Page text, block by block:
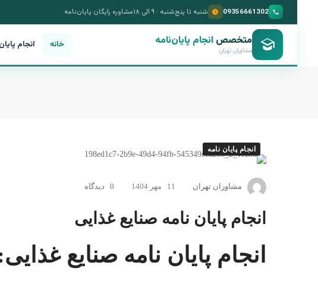
09356661302 شنبه تا پنج‌شنبه · ۹ الی ۱۸ مشاوره رایگان پایان‌نامه
متخصص انجام پایان‌نامه
مشاوران تهران خانه انجام
انجام
پایان
نامه
صنایع
غذایی
انجام پایان نامه
مشاوران تهران 11 مهر 1404 0 دیدگاه
انجام پایان نامه صنایع غذایی
انجام پایان نامه صنایع